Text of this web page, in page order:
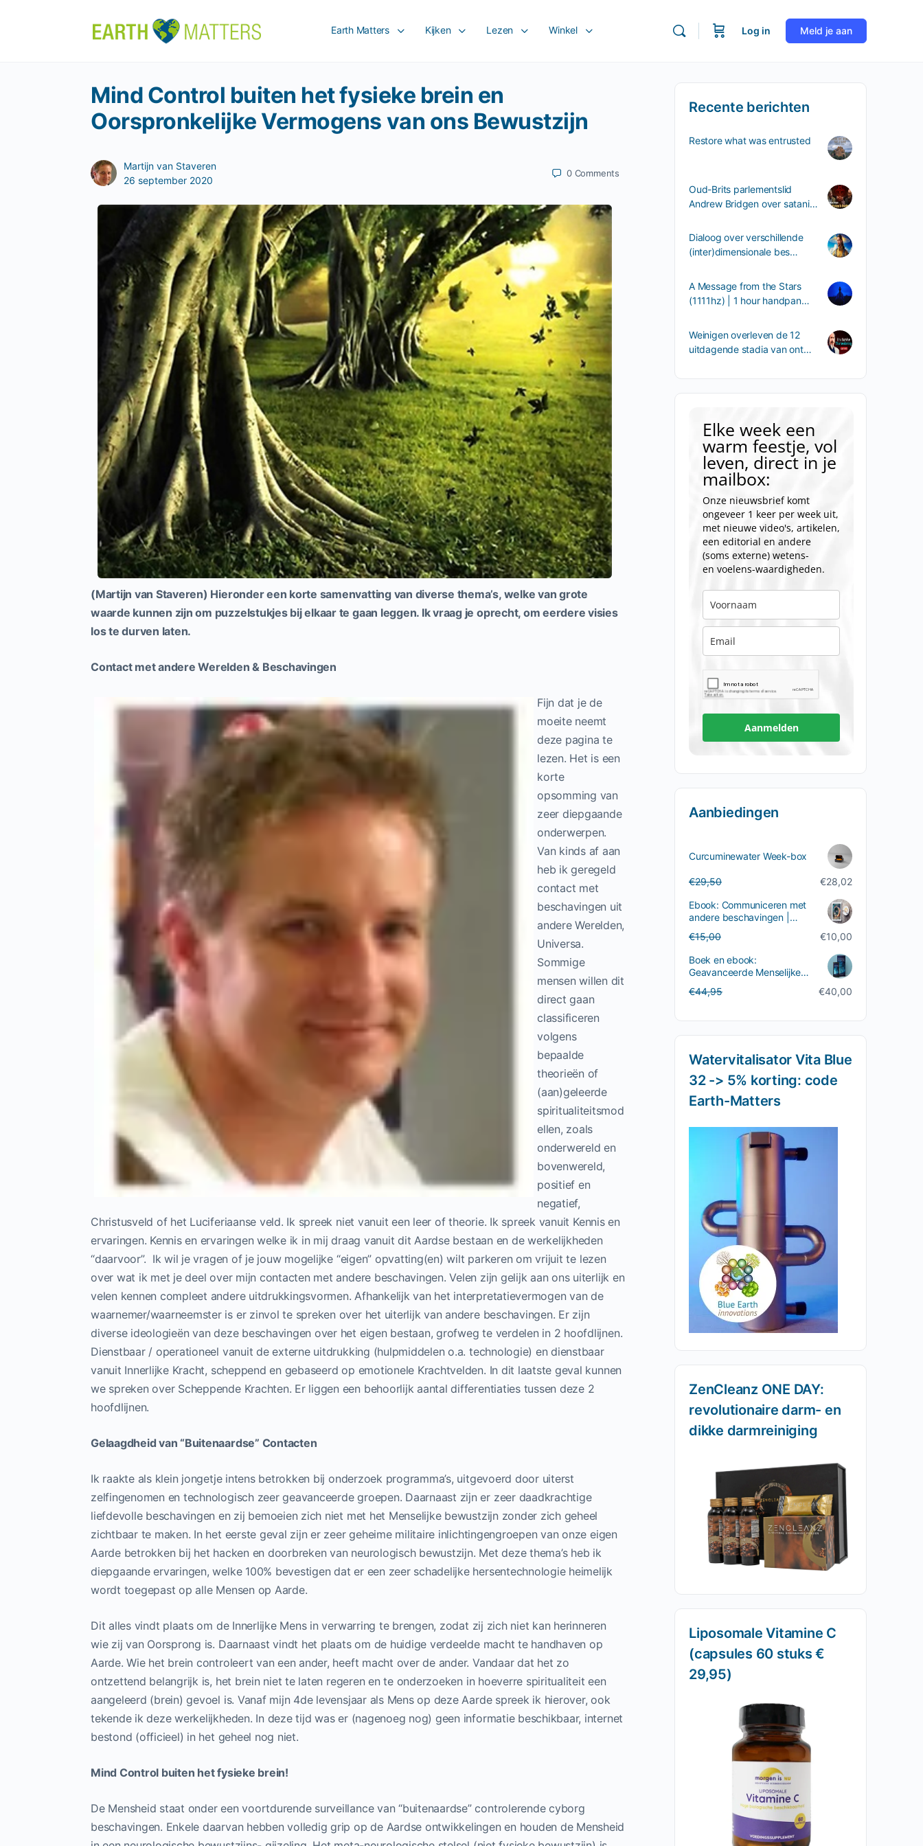
Earth Matters Kijken Lezen Winkel Log in Meld je aan
Mind Control buiten het fysieke brein en
Oorspronkelijke Vermogens van ons Bewustzijn
Martijn van Staveren
26 september 2020
0 Comments
(Martijn van Staveren) Hieronder een korte samenvatting van diverse thema’s, welke van grote
waarde kunnen zijn om puzzelstukjes bij elkaar te gaan leggen. Ik vraag je oprecht, om eerdere visies
los te durven laten.
Contact met andere Werelden & Beschavingen
Fijn dat je de
moeite neemt
deze pagina te
lezen. Het is een
korte
opsomming van
zeer diepgaande
onderwerpen.
Van kinds af aan
heb ik geregeld
contact met
beschavingen uit
andere Werelden,
Universa.
Sommige
mensen willen dit
direct gaan
classificeren
volgens
bepaalde
theorieën of
(aan)geleerde
spiritualiteitsmod
ellen, zoals
onderwereld en
bovenwereld,
positief en
negatief,
Christusveld of het Luciferiaanse veld. Ik spreek niet vanuit een leer of theorie. Ik spreek vanuit Kennis en
ervaringen. Kennis en ervaringen welke ik in mij draag vanuit dit Aardse bestaan en de werkelijkheden
“daarvoor”. Ik wil je vragen of je jouw mogelijke “eigen” opvatting(en) wilt parkeren om vrijuit te lezen
over wat ik met je deel over mijn contacten met andere beschavingen. Velen zijn gelijk aan ons uiterlijk en
velen kennen compleet andere uitdrukkingsvormen. Afhankelijk van het interpretatievermogen van de
waarnemer/waarneemster is er zinvol te spreken over het uiterlijk van andere beschavingen. Er zijn
diverse ideologieën van deze beschavingen over het eigen bestaan, grofweg te verdelen in 2 hoofdlijnen.
Dienstbaar / operationeel vanuit de externe uitdrukking (hulpmiddelen o.a. technologie) en dienstbaar
vanuit Innerlijke Kracht, scheppend en gebaseerd op emotionele Krachtvelden. In dit laatste geval kunnen
we spreken over Scheppende Krachten. Er liggen een behoorlijk aantal differentiaties tussen deze 2
hoofdlijnen.
Gelaagdheid van “Buitenaardse” Contacten
Ik raakte als klein jongetje intens betrokken bij onderzoek programma’s, uitgevoerd door uiterst
zelfingenomen en technologisch zeer geavanceerde groepen. Daarnaast zijn er zeer daadkrachtige
liefdevolle beschavingen en zij bemoeien zich niet met het Menselijke bewustzijn zonder zich geheel
zichtbaar te maken. In het eerste geval zijn er zeer geheime militaire inlichtingengroepen van onze eigen
Aarde betrokken bij het hacken en doorbreken van neurologisch bewustzijn. Met deze thema’s heb ik
diepgaande ervaringen, welke 100% bevestigen dat er een zeer schadelijke hersentechnologie heimelijk
wordt toegepast op alle Mensen op Aarde.
Dit alles vindt plaats om de Innerlijke Mens in verwarring te brengen, zodat zij zich niet kan herinneren
wie zij van Oorsprong is. Daarnaast vindt het plaats om de huidige verdeelde macht te handhaven op
Aarde. Wie het brein controleert van een ander, heeft macht over de ander. Vandaar dat het zo
ontzettend belangrijk is, het brein niet te laten regeren en te onderzoeken in hoeverre spiritualiteit een
aangeleerd (brein) gevoel is. Vanaf mijn 4de levensjaar als Mens op deze Aarde spreek ik hierover, ook
tekende ik deze werkelijkheden. In deze tijd was er (nagenoeg nog) geen informatie beschikbaar, internet
bestond (officieel) in het geheel nog niet.
Mind Control buiten het fysieke brein!
De Mensheid staat onder een voortdurende surveillance van “buitenaardse” controlerende cyborg
beschavingen. Enkele daarvan hebben volledig grip op de Aardse ontwikkelingen en houden de Mensheid
Recente berichten
Restore what was entrusted
Oud-Brits parlementslid
Andrew Bridgen over satani…
Dialoog over verschillende
(inter)dimensionale bes…
A Message from the Stars
(1111hz) | 1 hour handpan…
Weinigen overleven de 12
uitdagende stadia van ont…
Elke week een
warm feestje, vol
leven, direct in je
mailbox:
Onze nieuwsbrief komt
ongeveer 1 keer per week uit,
met nieuwe video's, artikelen,
een editorial en andere
(soms externe) wetens-
en voelens-waardigheden.
Aanmelden
Aanbiedingen
Curcuminewater Week-box
€29,50Oorspronkelijke
was:
€29,50.
€28,02
Huidige
is:
€28,02.
Ebook: Communiceren met
andere beschavingen |
Martijn van Staveren
€15,00Oorspronkelijke
was:
€15,00.
€10,00
Huidige
is:
€10,00.
Boek en ebook:
Geavanceerde Menselijke
Eenvoud | Martijn van
Staveren
€44,95Oorspronkelijke
€40,00
Huidige
Watervitalisator Vita Blue
32 -> 5% korting: code
Earth-Matters
ZenCleanz ONE DAY:
revolutionaire darm- en
dikke darmreiniging
Liposomale Vitamine C
(capsules 60 stuks €
29,95)